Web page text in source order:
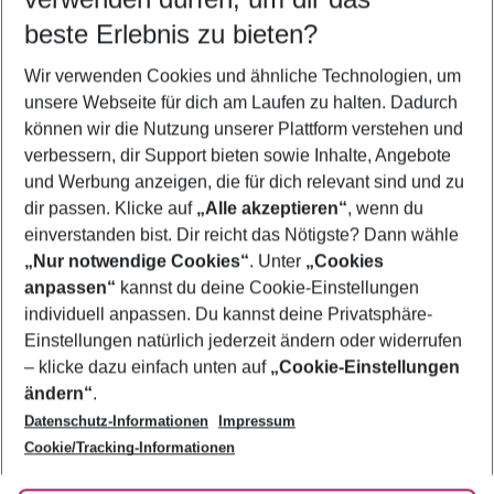
5-8 Nächte
2 Erwachsene Keine Kinder
Mehr Filter anzeigen
Footer
Footer navigation
Über uns
AGB
Bestpreisgarantie
Cookie-Einstellungen ändern
Cookie-Richtlinie
Agenturbetreuung
Barrierefreies Reisen
Folge uns
beste Erlebnis zu bieten?
Wir verwenden Cookies und ähnliche Technologien, um
unsere Webseite für dich am Laufen zu halten. Dadurch
können wir die Nutzung unserer Plattform verstehen und
verbessern, dir Support bieten sowie Inhalte, Angebote
und Werbung anzeigen, die für dich relevant sind und zu
dir passen. Klicke auf „Alle akzeptieren“, wenn du
einverstanden bist. Dir reicht das Nötigste? Dann wähle
„Nur notwendige Cookies“. Unter „Cookies
anpassen“ kannst du deine Cookie-Einstellungen
individuell anpassen. Du kannst deine Privatsphäre-
Einstellungen natürlich jederzeit ändern oder widerrufen
– klicke dazu einfach unten auf „Cookie-Einstellungen
ändern“.
Datenschutz-Informationen
Impressum
Cookie/Tracking-Informationen